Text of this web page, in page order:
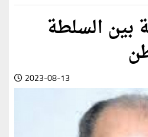
بين السلطة
2023-08-13